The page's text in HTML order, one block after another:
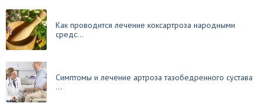
Как проводится лечение коксартроза народными
средс...
Симптомы и лечение артроза тазобедренного сустава
...